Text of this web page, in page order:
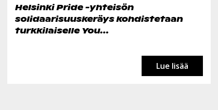
Helsinki Pride -yhteisön
solidaarisuuskeräys kohdistetaan
turkkilaiselle You...
Lue lisää